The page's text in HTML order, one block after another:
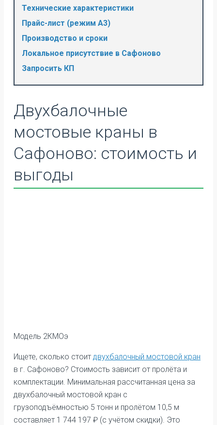
Технические характеристики
Прайс-лист (режим А3)
Производство и сроки
Локальное присутствие в Сафоново
Запросить КП
Двухбалочные
мостовые краны в
Сафоново: стоимость и
выгоды
Модель 2КМОэ
Ищете, сколько стоит двухбалочный мостовой кран
в г. Сафоново? Стоимость зависит от пролёта и
комплектации. Минимальная рассчитанная цена за
двухбалочный мостовой кран с
грузоподъёмностью 5 тонн и пролётом 10,5 м
составляет 1 744 197 ₽ (с учётом скидки). Это